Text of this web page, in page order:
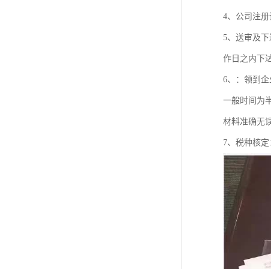
4、公司注
5、送审及
作日之内下
6、：领到
一般时间为
材料准确无
7、税种核